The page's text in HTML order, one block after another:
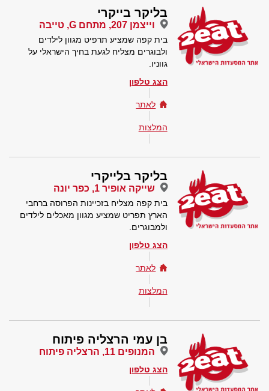
בליקר בייקרי
וייצמן 207, מתחם G, טייבה
בית קפה שמציע תרפיט מגוון לילדים
ולבוגרים מצליח לגעת בחיך הישראלי על
גווניו.
הצג טלפון
לאתר
המלצות
בליקר בלייקרי
שייקה אופיר 1, כפר יונה
בית קפה מצליח בזכיינות הפרוסה ברחבי
הארץ תפריט שמציע מגוון מאכלים לילדים
ולמבוגרים.
הצג טלפון
לאתר
המלצות
בן עמי הרצליה פיתוח
המנופים 11, הרצליה פיתוח
הצג טלפון